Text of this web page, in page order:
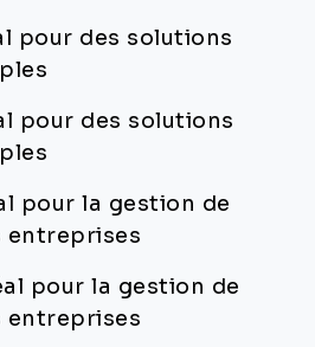
pour des solutions
pour des solutions
pour la gestion de
entreprises
pour la gestion de
entreprises